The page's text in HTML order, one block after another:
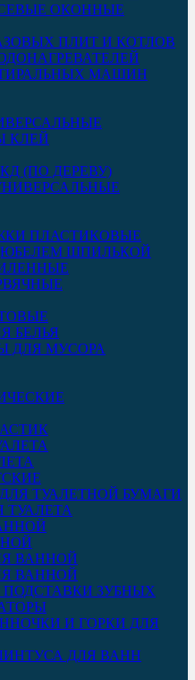
ОКОННЫЕ
ПЛИТ И КОТЛОВ
МАШИН
КЛЕЙ
(ПО ДЕРЕВУ)
ПЛАСТИКОВЫЕ
ШПИЛЬКОЙ
БЕЛЬЯ
ДЛЯ МУСОРА
ТУАЛЕТНОЙ БУМАГИ
ТУАЛЕТА
ВАННОЙ
ВАННОЙ
ЗУБНЫХ
И ГОРКИ ДЛЯ
ДЛЯ ВАНН